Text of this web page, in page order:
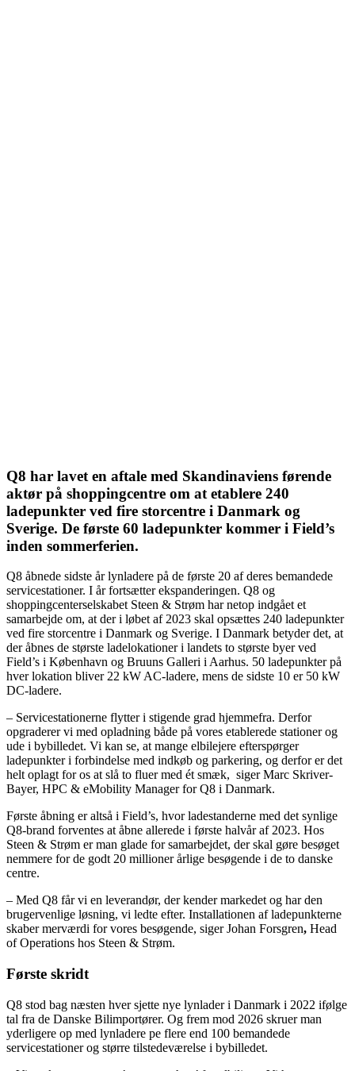
Q8 har lavet en aftale med Skandinaviens førende
aktør på shoppingcentre om at etablere 240
ladepunkter ved fire storcentre i Danmark og
Sverige. De første 60 ladepunkter kommer i Field’s
inden sommerferien.
Q8 åbnede sidste år lynladere på de første 20 af deres bemandede
servicestationer. I år fortsætter ekspanderingen. Q8 og
shoppingcenterselskabet Steen & Strøm har netop indgået et
samarbejde om, at der i løbet af 2023 skal opsættes 240 ladepunkter
ved fire storcentre i Danmark og Sverige. I Danmark betyder det, at
der åbnes de største ladelokationer i landets to største byer ved
Field’s i København og Bruuns Galleri i Aarhus. 50 ladepunkter på
hver lokation bliver 22 kW AC-ladere, mens de sidste 10 er 50 kW
DC-ladere.
– Servicestationerne flytter i stigende grad hjemmefra. Derfor
opgraderer vi med opladning både på vores etablerede stationer og
ude i bybilledet. Vi kan se, at mange elbilejere efterspørger
ladepunkter i forbindelse med indkøb og parkering, og derfor er det
helt oplagt for os at slå to fluer med ét smæk, siger Marc Skriver-
Bayer, HPC & eMobility Manager for Q8 i Danmark.
Første åbning er altså i Field’s, hvor ladestanderne med det synlige
Q8-brand forventes at åbne allerede i første halvår af 2023. Hos
Steen & Strøm er man glade for samarbejdet, der skal gøre besøget
nemmere for de godt 20 millioner årlige besøgende i de to danske
centre.
– Med Q8 får vi en leverandør, der kender markedet og har den
brugervenlige løsning, vi ledte efter. Installationen af ladepunkterne
skaber merværdi for vores besøgende, siger Johan Forsgren, Head
of Operations hos Steen & Strøm.
Første skridt
Q8 stod bag næsten hver sjette nye lynlader i Danmark i 2022 ifølge
tal fra de Danske Bilimportører. Og frem mod 2026 skruer man
yderligere op med lynladere pе flere end 100 bemandede
servicestationer og større tilstedeværelse i bybilledet.